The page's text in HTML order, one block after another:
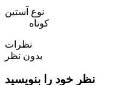
نوع آستین
کوتاه
نظرات
بدون نظر
نظر خود را بنویسید